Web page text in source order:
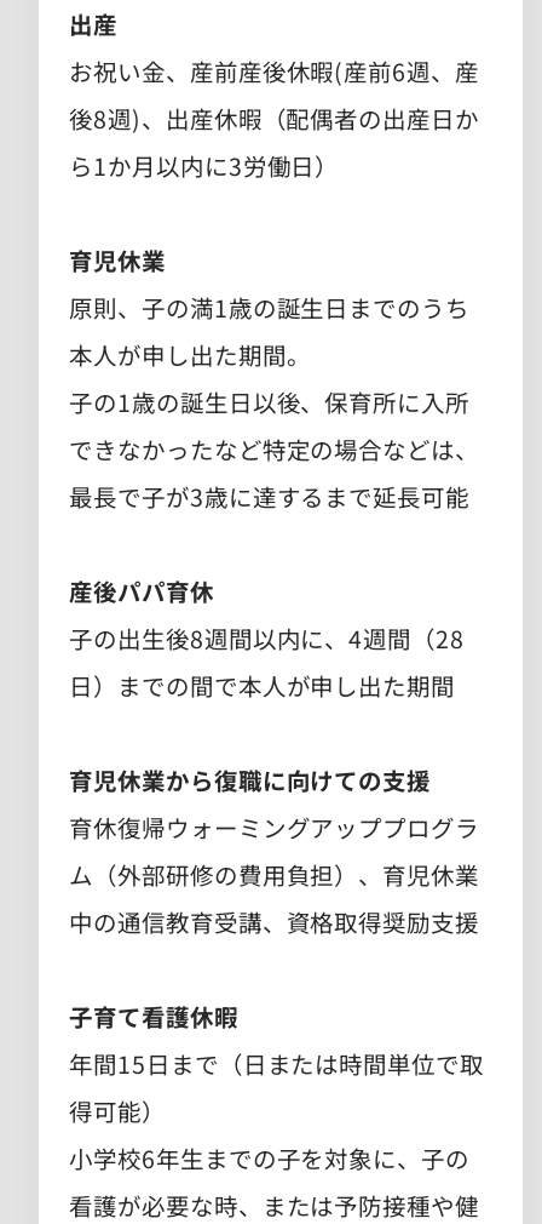
出産
お祝い金、産前産後休暇(産前6週、産
後8週)、出産休暇（配偶者の出産日か
ら1か月以内に3労働日）
育児休業
原則、子の満1歳の誕生日までのうち
本人が申し出た期間。
子の1歳の誕生日以後、保育所に入所
できなかったなど特定の場合などは、
最長で子が3歳に達するまで延長可能
産後パパ育休
子の出生後8週間以内に、4週間（28
日）までの間で本人が申し出た期間
育児休業から復職に向けての支援
育休復帰ウォーミングアッププログラ
ム（外部研修の費用負担）、育児休業
中の通信教育受講、資格取得奨励支援
子育て看護休暇
年間15日まで（日または時間単位で取
得可能）
小学校6年生までの子を対象に、子の
看護が必要な時、または予防接種や健